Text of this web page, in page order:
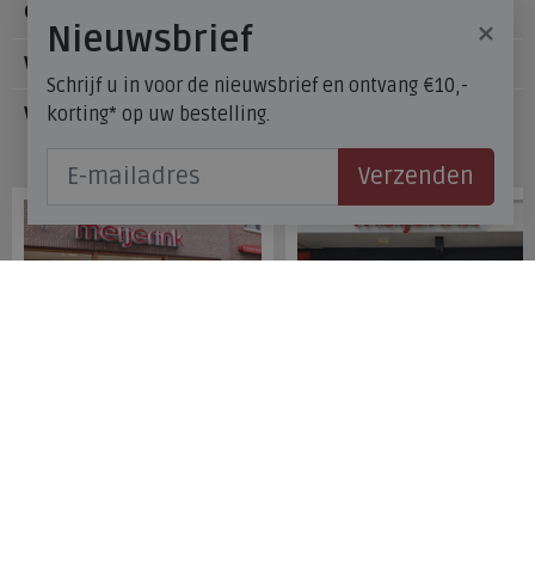
Over Meijerink Schoenen
Voetzorg
Veelgestelde vragen
×
Nieuwsbrief
Schrijf u in voor de nieuwsbrief en ontvang €10,-
korting* op uw bestelling.
Verzenden